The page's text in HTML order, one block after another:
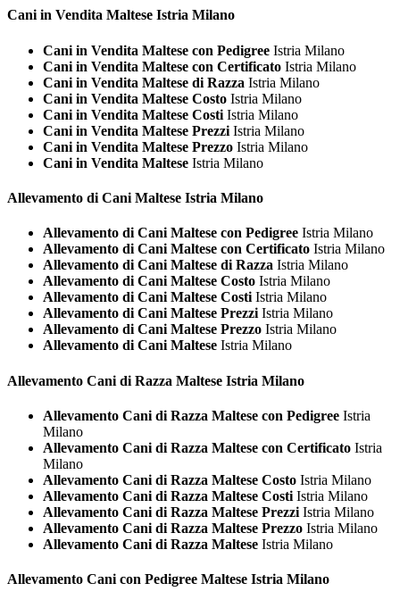
Cani in Vendita Maltese Istria Milano
Cani in Vendita Maltese con Pedigree Istria Milano
Cani in Vendita Maltese con Certificato Istria Milano
Cani in Vendita Maltese di Razza Istria Milano
Cani in Vendita Maltese Costo Istria Milano
Cani in Vendita Maltese Costi Istria Milano
Cani in Vendita Maltese Prezzi Istria Milano
Cani in Vendita Maltese Prezzo Istria Milano
Cani in Vendita Maltese Istria Milano
Allevamento di Cani Maltese Istria Milano
Allevamento di Cani Maltese con Pedigree Istria Milano
Allevamento di Cani Maltese con Certificato Istria Milano
Allevamento di Cani Maltese di Razza Istria Milano
Allevamento di Cani Maltese Costo Istria Milano
Allevamento di Cani Maltese Costi Istria Milano
Allevamento di Cani Maltese Prezzi Istria Milano
Allevamento di Cani Maltese Prezzo Istria Milano
Allevamento di Cani Maltese Istria Milano
Allevamento Cani di Razza Maltese Istria Milano
Allevamento Cani di Razza Maltese con Pedigree Istria
Milano
Allevamento Cani di Razza Maltese con Certificato Istria
Milano
Allevamento Cani di Razza Maltese Costo Istria Milano
Allevamento Cani di Razza Maltese Costi Istria Milano
Allevamento Cani di Razza Maltese Prezzi Istria Milano
Allevamento Cani di Razza Maltese Prezzo Istria Milano
Allevamento Cani di Razza Maltese Istria Milano
Allevamento Cani con Pedigree Maltese Istria Milano